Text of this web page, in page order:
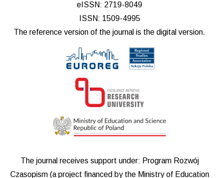
eISSN: 2719-8049
ISSN: 1509-4995
The reference version of the journal is the digital version.
The journal receives support under: Program Rozwój
Czasopism (a project financed by the Ministry of Education